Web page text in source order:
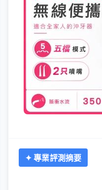
✦ 專業評測摘要